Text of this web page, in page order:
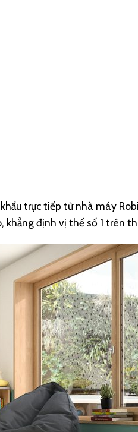
trực tiếp từ nhà máy
định vị thế số 1 trên